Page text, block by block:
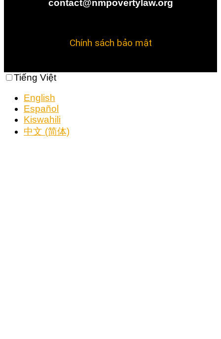
contact@nmpovertylaw.org
Chính sách bảo mật
Tiếng Việt
English
Español
Kiswahili
中文 (简体)